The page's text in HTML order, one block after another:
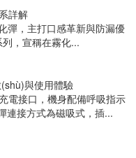
詳解
彈，主打口感革新與防漏優
，宣稱在霧化...
與使用體驗
電接口，機身配備呼吸指示
連接方式為磁吸式，插...